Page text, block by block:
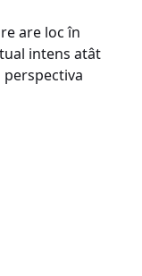
are loc în
intens atât
perspectiva